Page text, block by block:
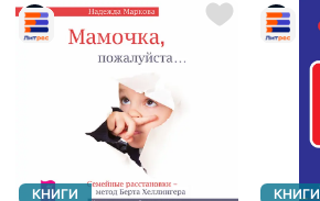
КНИГИ КНИГИ